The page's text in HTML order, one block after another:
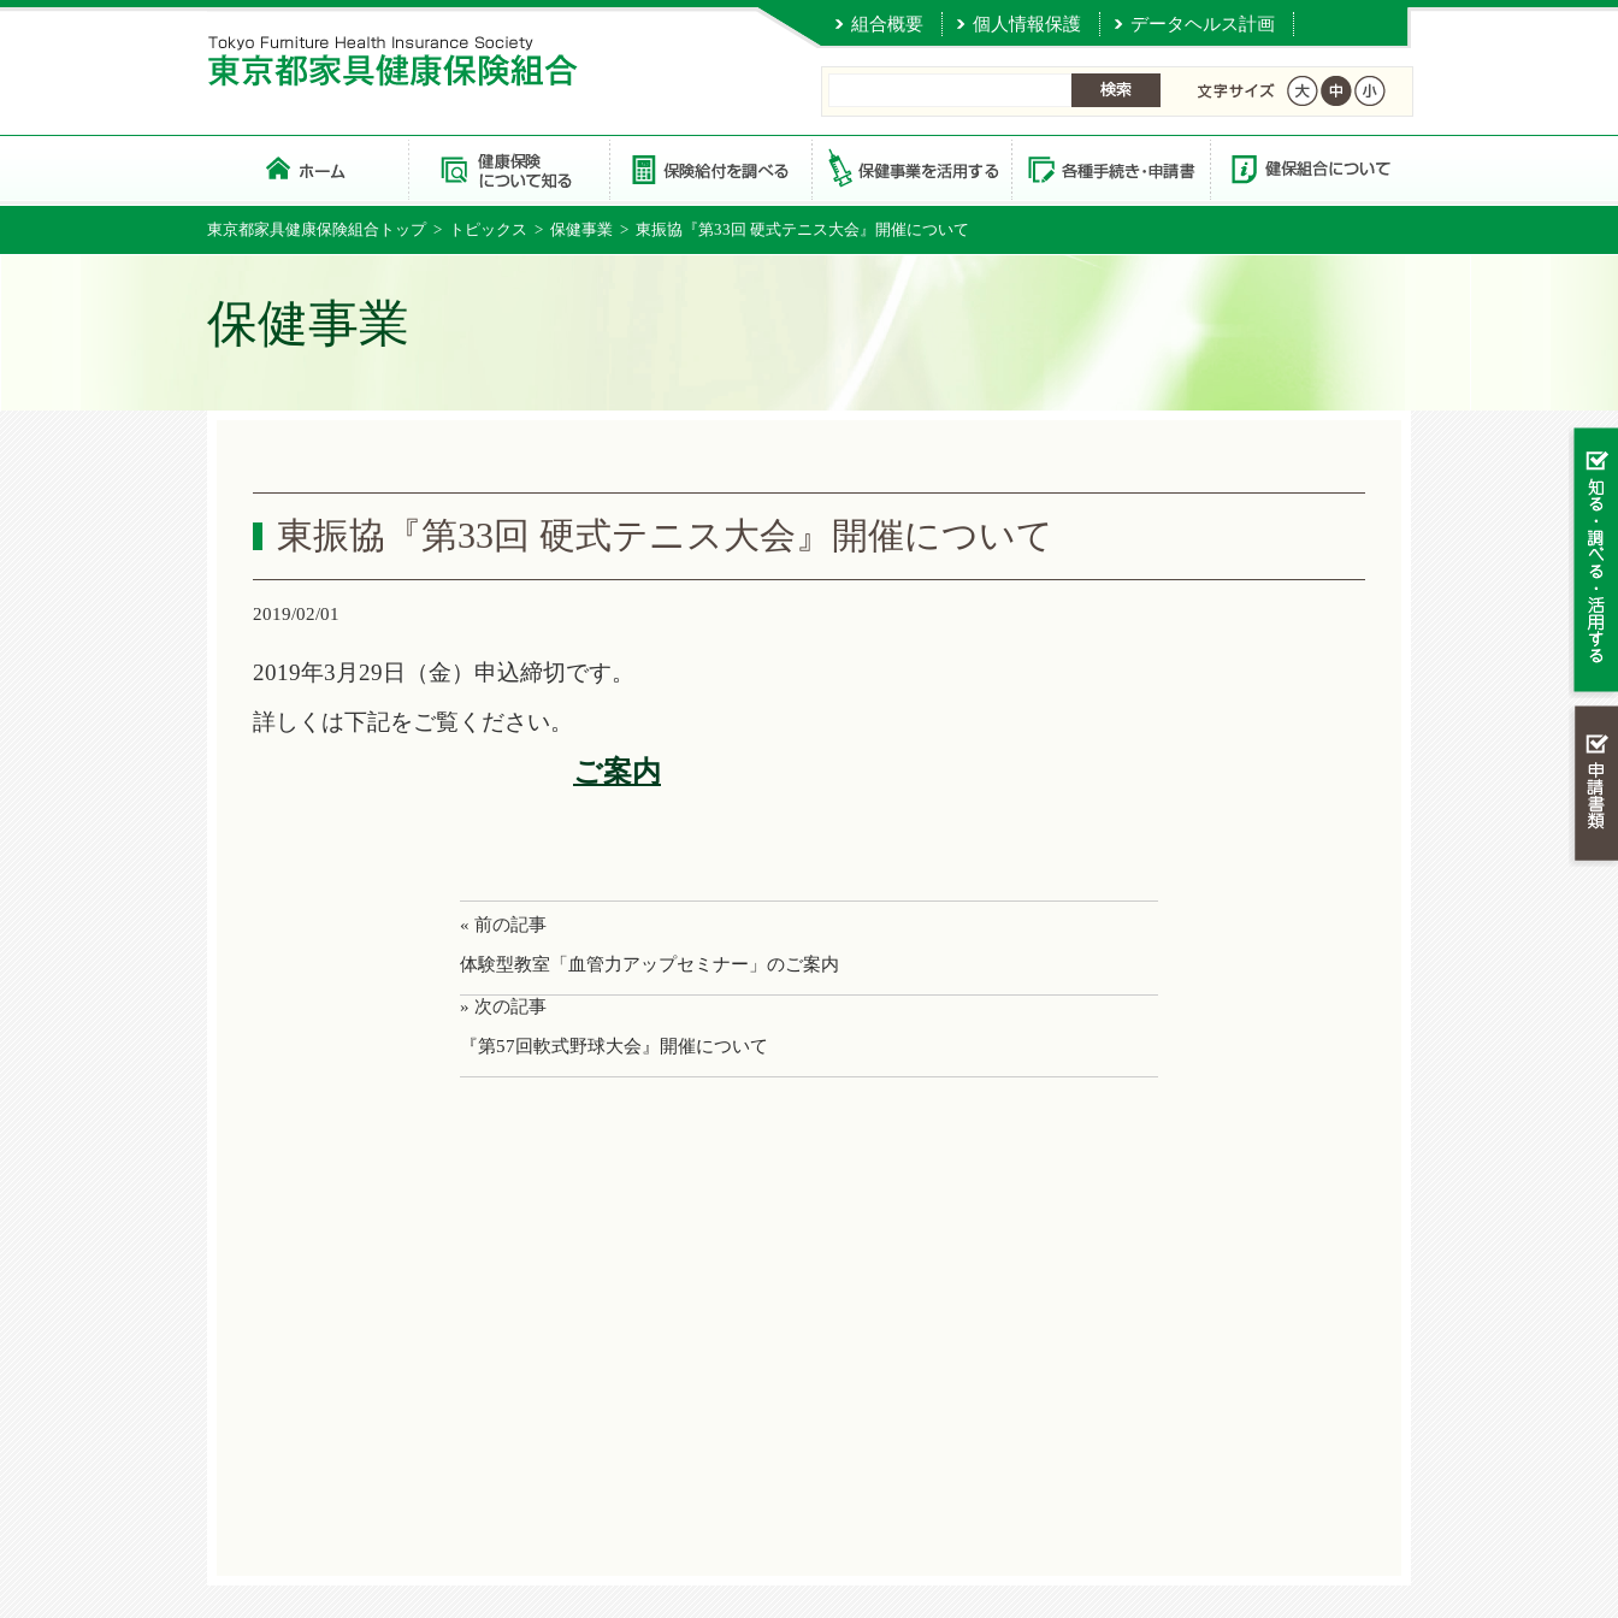
組合概要 個人情報保護 データヘルス計画
東京都家具健康保険組合トップ> トピックス > 保健事業 > 東振協『第33回 硬式テニス大会』開催について
保健事業
東振協『第33回 硬式テニス大会』開催について
2019/02/01
2019年3月29日（金）申込締切です。
詳しくは下記をご覧ください。
ご案内
« 前の記事
体験型教室「血管力アップセミナー」のご案内
» 次の記事
『第57回軟式野球大会』開催について